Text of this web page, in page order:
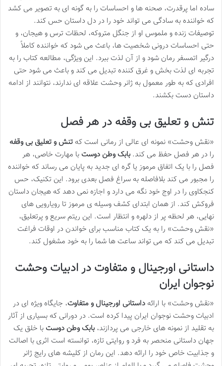
ساده اما پرقدرت، صحنه ها و احساسات را به گونه ای به تصویر می کشد
که خواننده به سادگی می تواند خود را در دل داستان حس کند.
توصیفات زنده و ملموس او از جنگل متروکه، لحظات ترس و هیجان، و
حتی احساسات درونی شخصیت ها، باعث می شود که خواننده کاملاً
درگیر اتمسفر رمان شود و از آن لذت ببرد. این ویژگی، مطالعه کتاب را به
تجربه ای لذت بخش و غرق کننده تبدیل می کند و باعث می شود حتی
افرادی که به طور معمول به ژانر وحشت علاقه ای ندارند، نتوانند از ادامه
داستان دست بکشند.
تنش و تعلیق بی وقفه در هر فصل
«نقش وحشت» نمونه ای عالی از رمانی است که تنش و تعلیق بی وقفه
را در هر فصل حفظ می کند. بابک وطن دوست با مهارت خاصی، هر
فصل را با یک اتفاق مرموز یا گره ای جدید به پایان می رساند که خواننده
را مجبور می کند بلافاصله به سراغ فصل بعدی برود. این تکنیک، حس
کنجکاوی را در اوج خود نگه می دارد و اجازه نمی دهد که هیجان داستان
فروکش کند. از همان ابتدای کشف وسیله ی مرموز تا رویارویی های
نهایی، هر لحظه پر از دلهره و انتظار است. این ریتم سریع و پرتعلیق،
«نقش وحشت» را به یک کتاب مناسب برای خواندن در اوقات فراغت
تبدیل می کند که می تواند ساعت ها شما را به خود مشغول کند.
داستانی اورجینال و متفاوت در ادبیات وحشت
نوجوان ایران
«نقش وحشت» با ارائه داستانی اورجینال و متفاوت، جایگاه ویژه ای در
ادبیات وحشت نوجوان ایران پیدا کرده است. در دورانی که بسیاری از آثار
به تقلید از نمونه های خارجی می پردازند، بابک وطن دوست با خلق یک
جهان داستانی منحصر به فرد و روایتی تازه، توانسته است اثری با اصالت
و جذابیت خاص خود را ارائه دهد. این رمان از کلیشه های رایج ژانر